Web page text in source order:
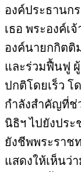
องค์ประธานก
เธอ พระองค์เ
องค์นายกกิตติ
และร่วมฟื้นฟู
ปกติโดยเร็ว
กำลังสำคัญที่ช่
นิธิฯ ไปยังปร
ยังชีพพระราช
แสดงให้เห็นว่